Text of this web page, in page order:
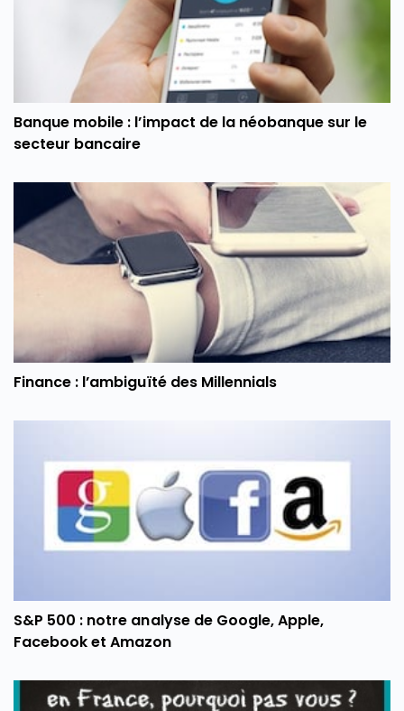
Banque mobile : l’impact de la néobanque sur le
secteur bancaire
Finance : l’ambiguïté des Millennials
S&P 500 : notre analyse de Google, Apple,
Facebook et Amazon